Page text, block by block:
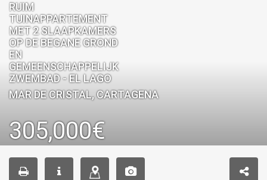
RUIM
TUINAPPARTEMENT
MET 2 SLAAPKAMERS
OP DE BEGANE GROND
EN
GEMEENSCHAPPELIJK
ZWEMBAD - EL LAGO
MAR DE CRISTAL, CARTAGENA
305,000€